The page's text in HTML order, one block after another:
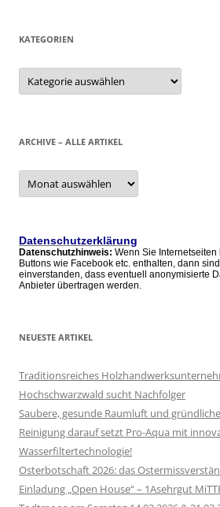
KATEGORIEN
Kategorien
ARCHIVE – ALLE ARTIKEL
Archive
alle
Datenschutzerklärung
Datenschutzhinweis: Wenn Sie
Buttons wie Facebook etc. enthalten, dann
einverstanden, dass eventuell anonymisierte
Anbieter übertragen werden.
NEUESTE ARTIKEL
Traditionsreiches
Hochschwarzwald sucht Nachfolger
Saubere, gesunde Raumluft und
Reinigung darauf setzt Pro-Aqua mit
Wasserfiltertechnologie!
Osterbotschaft 2026: das
Einladung „Open House“ – 1Asehrgut